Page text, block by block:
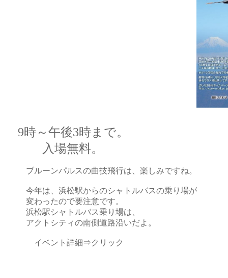
9時～午後3時まで。
入場無料。
ブルーンパルスの曲技飛行は、楽しみですね。
今年は、浜松駅からのシャトルバスの乗り場が
変わったので要注意です。
浜松駅シャトルバス乗り場は、
アクトシティの南側道路沿いだよ。
イベント詳細⇒クリック